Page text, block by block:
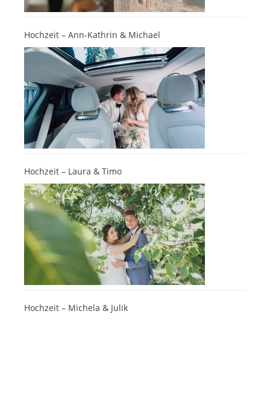
Hochzeit – Ann-Kathrin & Michael
Hochzeit – Laura & Timo
Hochzeit – Michela & Julik